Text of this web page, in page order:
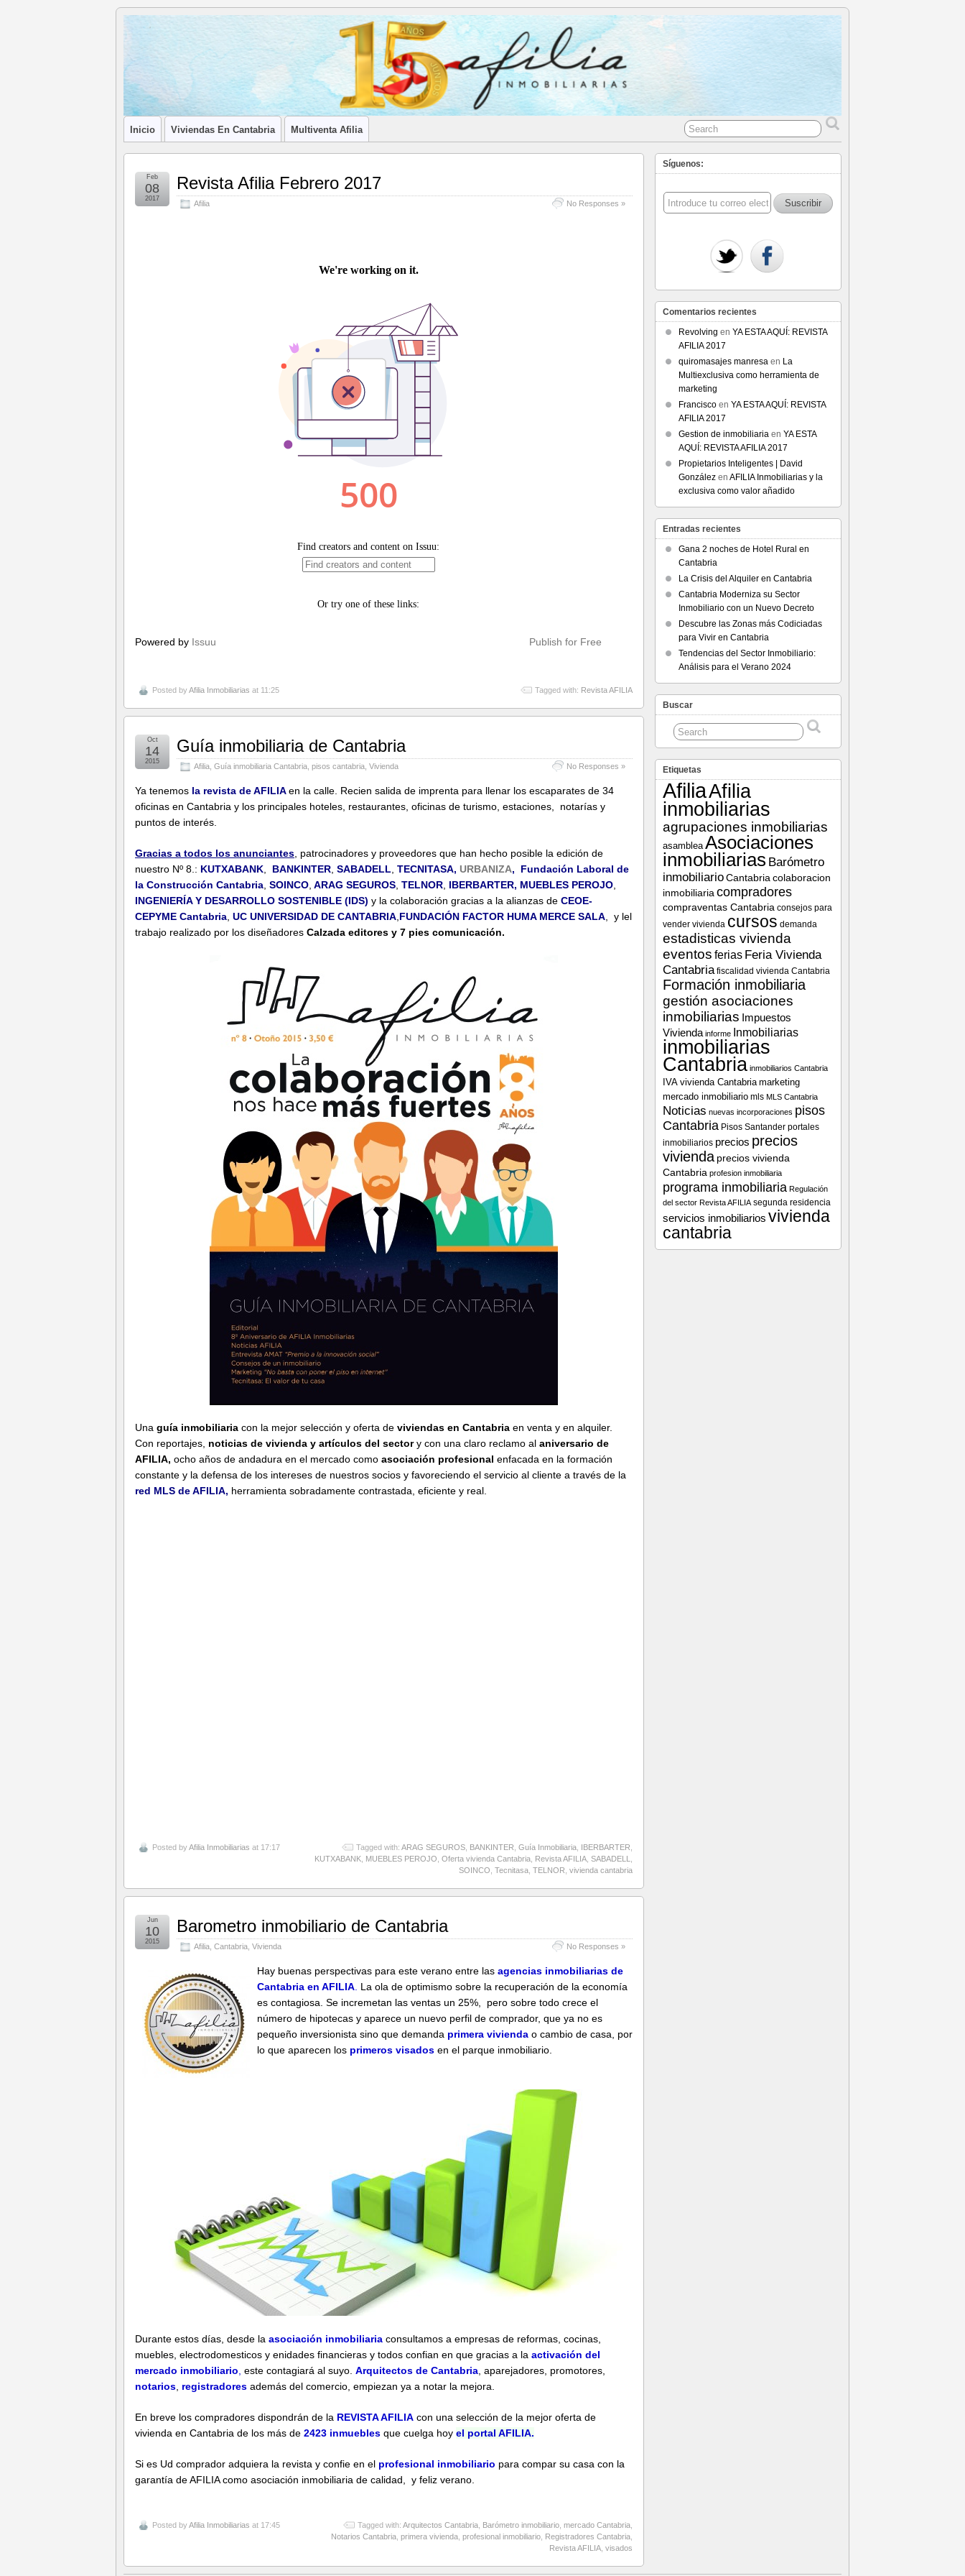
Blog de
Afilia
Inmobiliarias
LA ASOCIACIÓN DE LOS PROFESIONALES INMOBILIARIOS DE CANTABRIA
Inicio Viviendas En Cantabria Multiventa Afilia
Revista Afilia Febrero 2017
Afilia No Responses »
Feb
08
2017
Powered by Issuu Publish for Free
Posted byAfilia Inmobiliarias at 11:25 Tagged with: Revista AFILIA
Guía inmobiliaria de Cantabria
Afilia Guía inmobiliaria Cantabria pisos cantabria Vivienda No Responses »
Oct
14
2015
Ya tenemos la revista deAFILIAen la calle. Recien salida de imprenta para llenar los escaparates de 34
oficinas en Cantabria y los principales hoteles, restaurantes, oficinas de turismo, estaciones, notarías y
puntos de interés.
Gracias a todos los anunciantes , patrocinadores y proveedores que han hecho posible la edición de
nuestro Nº 8.: KUTXABANK BANKINTER SABADELL TECNITASA, URBANIZA,
Fundación Laboral de
la Construcción Cantabria SOINCO ARAG SEGUROS TELNOR IBERBARTER, MUEBLES PEROJO
INGENIERÍA Y DESARROLLO SOSTENIBLE (IDS) y la colaboración gracias a la alianzas de CEOE-
CEPYME Cantabria UC UNIVERSIDAD DE CANTABRIA FUNDACIÓN FACTOR HUMA MERCE SALA , y lel
trabajo realizado por los diseñadores Calzada editores y 7 pies comunicación.
Una guía inmobiliaria con la mejor selección y oferta de viviendas en Cantabria en venta y en alquiler.
Con reportajes, noticias de vivienda y artículos del sectory con una claro reclamo al aniversario de
AFILIA, ocho años de andadura en el mercado como asociación profesional enfacada en la formación
constante y la defensa de los intereses de nuestros socios y favoreciendo el servicio al cliente a través de la
red MLS de AFILIA, herramienta sobradamente contrastada, eficiente y real.
Posted byAfilia Inmobiliarias at 17:17 Tagged with: ARAG SEGUROS BANKINTER Guía Inmobiliaria IBERBARTER
KUTXABANK MUEBLES PEROJO Oferta vivienda Cantabria Revista AFILIA SABADELL
SOINCO Tecnitasa TELNOR vivienda cantabria
Barometro inmobiliario de Cantabria
Afilia Cantabria Vivienda No Responses »
Jun
10
2015
Hay buenas perspectivas para este verano entre las agencias inmobiliarias de
Cantabria en AFILIA La ola de optimismo sobre la recuperación de la economía
es contagiosa. Se incremetan las ventas un 25%, pero sobre todo crece el
número de hipotecas y aparece un nuevo perfil de comprador, que ya no es
pequeño inversionista sino que demanda primera vivienda o cambio de casa, por
lo que aparecen los primeros visados en el parque inmobiliario.
Durante estos días, desde la asociación inmobiliaria consultamos a empresas de reformas, cocinas,
muebles, electrodomesticos y enidades financieras y todos confian en que gracias a la activación del
mercado inmobiliario este contagiará al suyo. Arquitectos de Cantabria , aparejadores, promotores,
notarios registradores además del comercio, empiezan ya a notar la mejora.
En breve los compradores dispondrán de la REVISTA AFILIA con una selección de la mejor oferta de
vivienda en Cantabria de los más de 2423 inmuebles que cuelga hoy el portal AFILIA.
Si es Ud comprador adquiera la revista y confie en el profesional inmobiliario para compar su casa con la
garantía de AFILIA como asociación inmobiliaria de calidad, y feliz verano.
Posted byAfilia Inmobiliarias at 17:45 Tagged with: Arquitectos Cantabria, Barómetro inmobiliario, mercado Cantabria,
Notarios Cantabria, primera vivienda, profesional inmobiliario, Registradores Cantabria,
Revista AFILIA, visados
Síguenos:
Comentarios recientes
Revolving en YA ESTA AQUÍ: REVISTA
AFILIA 2017
quiromasajes manresa en La
Multiexclusiva como herramienta de
marketing
Francisco en YA ESTA AQUÍ: REVISTA
AFILIA 2017
Gestion de inmobiliaria en YA ESTA
AQUÍ: REVISTA AFILIA 2017
Propietarios Inteligentes | David
González en AFILIA Inmobiliarias y la
exclusiva como valor añadido
Entradas recientes
Gana 2 noches de Hotel Rural en
Cantabria
La Crisis del Alquiler en Cantabria
Cantabria Moderniza su Sector
Inmobiliario con un Nuevo Decreto
Descubre las Zonas más Codiciadas
para Vivir en Cantabria
Tendencias del Sector Inmobiliario:
Análisis para el Verano 2024
Buscar
Etiquetas
AfiliaAfilia
inmobiliarias
agrupaciones inmobiliarias
asamblea Asociaciones
inmobiliarias Barómetro
inmobiliarioCantabria colaboracion
inmobiliaria compradores
compraventas Cantabria consejos para
vender vivienda cursos demanda
estadisticas vivienda
eventos ferias Feria Vivienda
Cantabria fiscalidad vivienda Cantabria
Formación inmobiliaria
gestión asociaciones
inmobiliarias Impuestos
Vivienda informe Inmobiliarias
inmobiliarias
Cantabria inmobiliarios Cantabria
IVA vivienda Cantabria marketing
mercado inmobiliario mls MLS Cantabria
Noticias nuevas incorporaciones pisos
Cantabria Pisos Santander portales
inmobiliarios precios precios
vivienda precios vivienda
Cantabria profesion inmobiliaria
programa inmobiliaria Regulación
del sector Revista AFILIA segunda residencia
servicios inmobiliarios vivienda
cantabria